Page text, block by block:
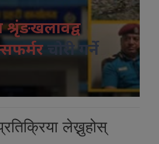
श्रृंङखलावद्व
चोरी गर्ने
लेख्नुहोस्